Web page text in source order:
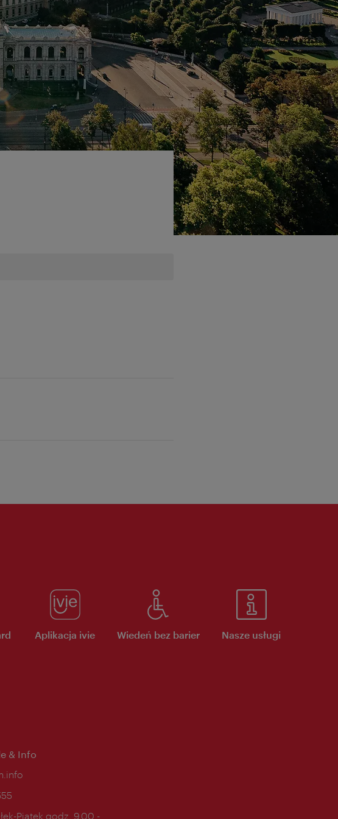
Aplikacja ivie Wiedeń bez barier Nasze usługi
& Info
Piątek godz. 9.00 -